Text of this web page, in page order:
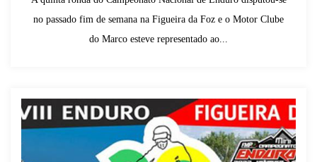
no passado fim de semana na Figueira da Foz e o Motor Clube
do Marco esteve representado ao...